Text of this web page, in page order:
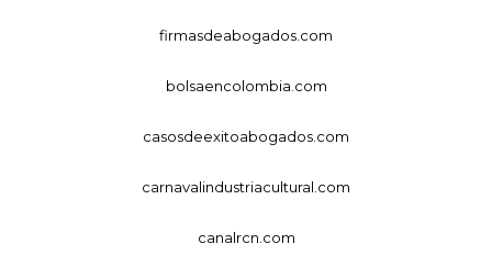
firmasdeabogados.com
bolsaencolombia.com
casosdeexitoabogados.com
carnavalindustriacultural.com
canalrcn.com